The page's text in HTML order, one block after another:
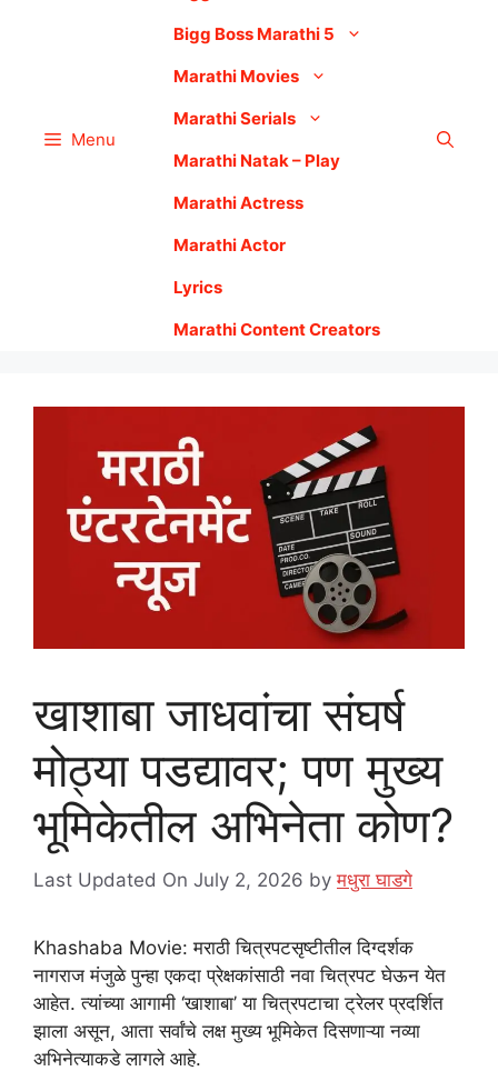
Menu
Bigg Boss Marathi 5
Marathi Movies
Marathi Serials
Marathi Natak – Play
Marathi Actress
Marathi Actor
Lyrics
Marathi Content Creators
खाशाबा जाधवांचा संघर्ष
मोठ्या पडद्यावर; पण मुख्य
भूमिकेतील अभिनेता कोण?
Last Updated On July 2, 2026 byमधुरा घाडगे
Khashaba Movie: मराठी चित्रपटसृष्टीतील दिग्दर्शक
नागराज मंजुळे पुन्हा एकदा प्रेक्षकांसाठी नवा चित्रपट घेऊन येत
आहेत. त्यांच्या आगामी ‘खाशाबा’ या चित्रपटाचा ट्रेलर प्रदर्शित
झाला असून, आता सर्वांचे लक्ष मुख्य भूमिकेत दिसणाऱ्या नव्या
अभिनेत्याकडे लागले आहे.